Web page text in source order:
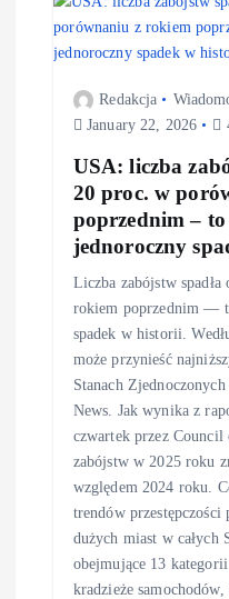
Redakcja
January 22, 2026
USA: liczba
20 proc. w
poprzednim –
jednoroczny
Liczba zabójstw
rokiem poprzednim —
spadek w historii.
może przynieść
Stanach
News. Jak wynika z
czwartek przez
zabójstw w 2025 roku
względem 2024 roku.
trendów przestępczości
dużych miast w całych
obejmujące 13
kradzieże